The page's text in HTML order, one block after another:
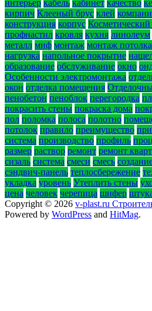
интерьер кабель кабинет качество
кирпич Клееный брус клей
конструкция корпус
профнастил кровля кухня линолеум
металл миф монтаж монтаж
нагрузка напольное покрытие
образование обслуживание окно
Особенности электромонтажа
окон отделка помещения
пенобетон пеноблок перегородка
покрасить стены покраска дома
пол поломка полоса полотно
потолок правило преимущество
система производство профиль
размер раствор ремонт ремонт
сизаль система смеси смесь
сэндвич-панель теплосбережение
укладка уровень Утеплить стены
цена человек черепица шифер
Copyright © 2026 v-plast.ru
Powered by WordPress and HitMag.